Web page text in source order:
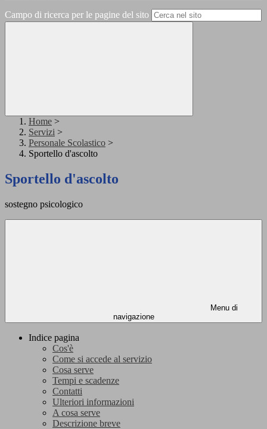
Campo di ricerca per le pagine del sito
Home >
Servizi >
Personale Scolastico >
Sportello d'ascolto
Sportello d'ascolto
sostegno psicologico
Menu di
navigazione
Indice pagina
Cos'è
Come si accede al servizio
Cosa serve
Tempi e scadenze
Contatti
Ulteriori informazioni
A cosa serve
Descrizione breve